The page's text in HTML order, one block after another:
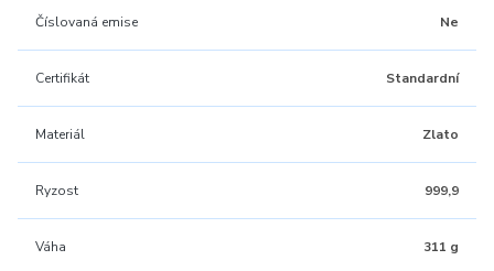
Číslovaná emise Ne
Certifikát Standardní
Materiál Zlato
Ryzost 999,9
Váha 311 g